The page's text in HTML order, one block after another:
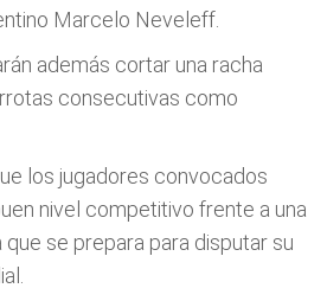
Marcelo Neveleff.
además cortar una racha
consecutivas como
los jugadores convocados
nivel competitivo frente a una
se prepara para disputar su